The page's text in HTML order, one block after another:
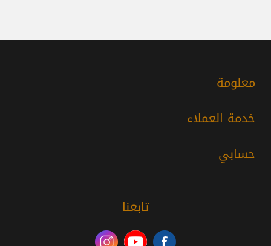
معلومة
خدمة العملاء
حسابي
تابعنا